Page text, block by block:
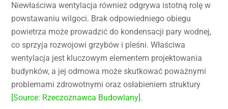
Niewłaściwa wentylacja również odgrywa istotną rolę w
powstawaniu wilgoci. Brak odpowiedniego obiegu
powietrza może prowadzić do kondensacji pary wodnej,
co sprzyja rozwojowi grzybów i pleśni. Właściwa
wentylacja jest kluczowym elementem projektowania
budynków, a jej odmowa może skutkować poważnymi
problemami zdrowotnymi oraz osłabieniem struktury
[Source: Rzeczoznawca Budowlany].